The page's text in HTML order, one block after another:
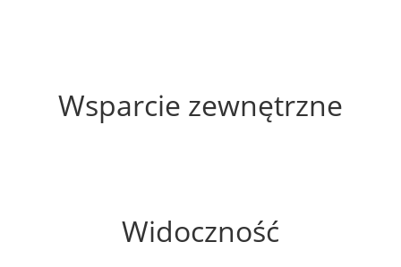
Wsparcie zewnętrzne
Widoczność